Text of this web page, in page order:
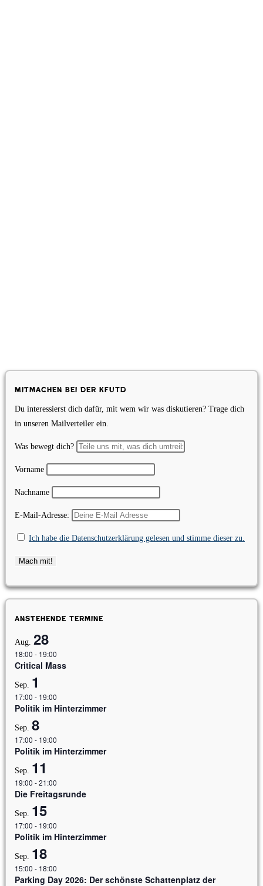
Mitmachen bei der KfUTD
Du interessierst dich dafür, mit wem wir was diskutieren? Trage dich
in unseren Mailverteiler ein.
Was bewegt dich?
Vorname
Nachname
E-Mail-Adresse:
Ich habe die Datenschutzerklärung gelesen und stimme dieser zu.
Anstehende Termine
Aug. 28
18:00 - 19:00
Critical Mass
Sep. 1
17:00 - 19:00
Politik im Hinterzimmer
Sep. 8
17:00 - 19:00
Politik im Hinterzimmer
Sep. 11
19:00 -21:00
Die Freitagsrunde
Sep. 15
17:00 - 19:00
Politik im Hinterzimmer
Sep. 18
15:00 - 18:00
Parking Day 2026: Der schönste Schattenplatz der